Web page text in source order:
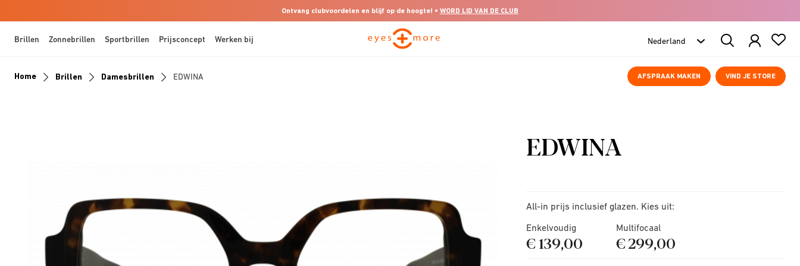
Ontvang clubvoordelen en blijf op de hoogte! • WORD LID VAN DE CLUB
Brillen Zonnebrillen Sportbrillen Prijsconcept Werken bij
Search
Products
AFSPRAAK MAKEN VIND JE STORE
Home Brillen Damesbrillen EDWINA
EDWINA
All-in prijs inclusief glazen. Kies uit:
Enkelvoudig
€ 139,00
Multifocaal
€ 299,00